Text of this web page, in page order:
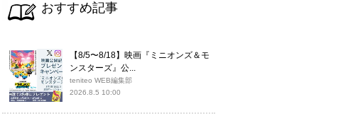
おすすめ記事
【8/5〜8/18】映画『ミニオンズ＆モ
ンスターズ』公...
teniteo WEB編集部
2026.8.5 10:00